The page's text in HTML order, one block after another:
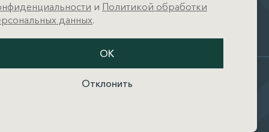
Разработано в
и Политикой обработки
данных.
ОК
Отклонить